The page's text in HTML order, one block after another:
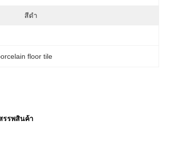
สีดำ
floor tile
รรพสินค้า